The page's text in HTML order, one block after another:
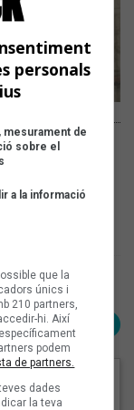
Pastor
acull diversos
seus
una
Següent >
personals
mesurament de
sobre el
a la informació
que la
únics i
210 partners,
hi. Així
podem
de partners.
dades
la teva